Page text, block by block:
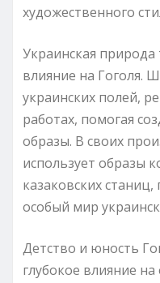
художественного
Украинская природа
влияние на Гоголя.
украинских полей,
работах, помогая
образы. В своих
использует образы
казаковских
особый мир
Детство и юность
глубокое влияние